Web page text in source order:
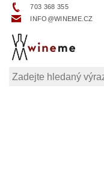
703 368 355
INFO@WINEME.CZ